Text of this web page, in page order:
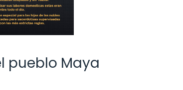
pueblo Maya